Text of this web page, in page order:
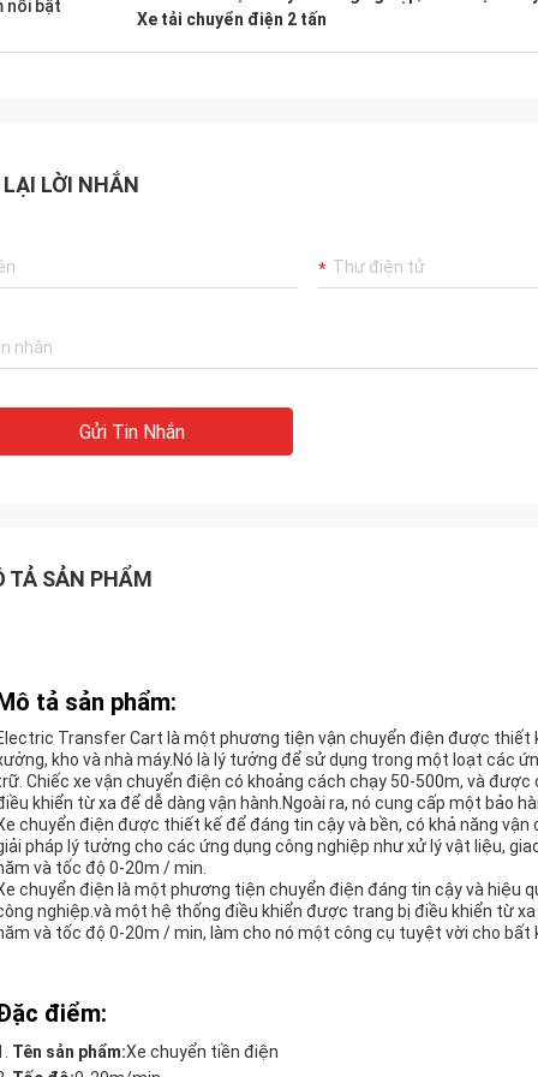
nổi bật
Xe tải chuyển điện 2 tấn
LỜI NHẮN
Gửi Tin Nhắn
TẢ SẢN PHẨM
tả sản phẩm:
Transfer Cart là một phương tiện vận chuyển điện được thiết
kho và nhà máy.Nó là lý tưởng để sử dụng trong một loạt các
Chiếc xe vận chuyển điện có khoảng cách chạy 50-500m, và
khiển từ xa để dễ dàng vận hành.Ngoài ra, nó cung cấp một bảo
chuyển điện được thiết kế để đáng tin cậy và bền, có khả năng
pháp lý tưởng cho các ứng dụng công nghiệp như xử lý vật liệu,
và tốc độ 0-20m / min.
chuyển điện là một phương tiện chuyển điện đáng tin cậy và hiệu
nghiệp.và một hệ thống điều khiển được trang bị điều khiển từ
và tốc độ 0-20m / min, làm cho nó một công cụ tuyệt vời cho bất
điểm:
Tên sản phẩm:Xe chuyển tiền điện